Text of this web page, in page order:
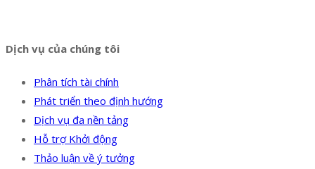
Dịch vụ của chúng tôi
Phân tích tài chính
Phát triển theo định hướng
Dịch vụ đa nền tảng
Hỗ trợ Khởi động
Thảo luận về ý tưởng